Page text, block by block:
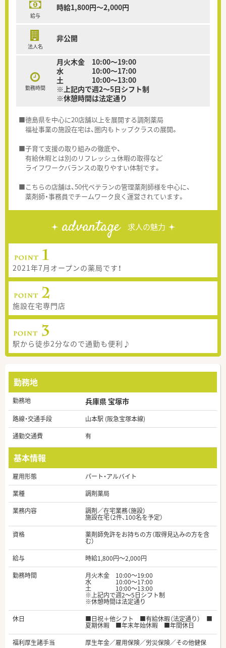
給与
時給1,800円～2,000円
法人名
非公開
勤務時間
月火木金 10:00～19:00
水 10:00～17:00
土 10:00～13:00
※上記内で週2～5日シフト制
※休憩時間は法定通り
■徳島県を中心に20店舗以上を展開する調剤薬局
福祉事業の施設在宅は、圏内もトップクラスの展開。
■子育て支援の取り組みの徹底や、
有給休暇とは別のリフレッシュ休暇の取得など
ライフワークバランスの取りやすい体制です。
■こちらの店舗は、50代ベテランの管理薬剤師様を中心に、
薬剤師・事務員でチームワーク良く運営されています。
advantage 求人の魅力
2021年7月オープンの薬局です！
施設在宅専門店
駅から徒歩2分なので通勤も便利♪
勤務地
勤務地 兵庫県 宝塚市
路線・交通手段
山本駅 (阪急宝塚本線)
通勤交通費
有
基本情報
雇用形態
パート・アルバイト
業種
調剤薬局
業務内容
調剤／在宅業務（施設）
施設在宅（2件、100名を予定）
資格
薬剤師免許をお持ちの方（取得見込みの方を含
む）
給与
時給1,800円～2,000円
勤務時間
月火木金 10:00～19:00
水 10:00～17:00
土 10:00～13:00
※上記内で週2～5日シフト制
※休憩時間は法定通り
休日
■日祝＋他シフト ■有給休暇（法定通り） ■
夏期休暇 ■年末年始休暇 ■年間休日
福利厚生諸手当
厚生年金／雇用保険／労災保険／その他健保